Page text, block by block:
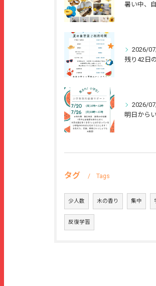
2026/
2026/
タグ Tags
少人数 木の香り 集中
反復学習